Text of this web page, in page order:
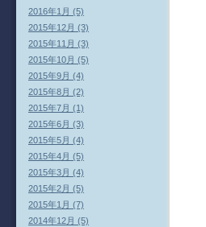
2016年1月 (5)
2015年12月 (3)
2015年11月 (3)
2015年10月 (5)
2015年9月 (4)
2015年8月 (2)
2015年7月 (1)
2015年6月 (3)
2015年5月 (4)
2015年4月 (5)
2015年3月 (4)
2015年2月 (5)
2015年1月 (7)
2014年12月 (5)